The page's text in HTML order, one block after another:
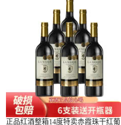
正品红酒整箱14度特卖赤霞珠干红葡